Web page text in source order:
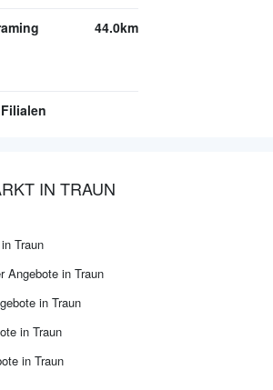
44.0km
Filialen
IN TRAUN
Traun
Angebote in Traun
in Traun
in Traun
in Traun